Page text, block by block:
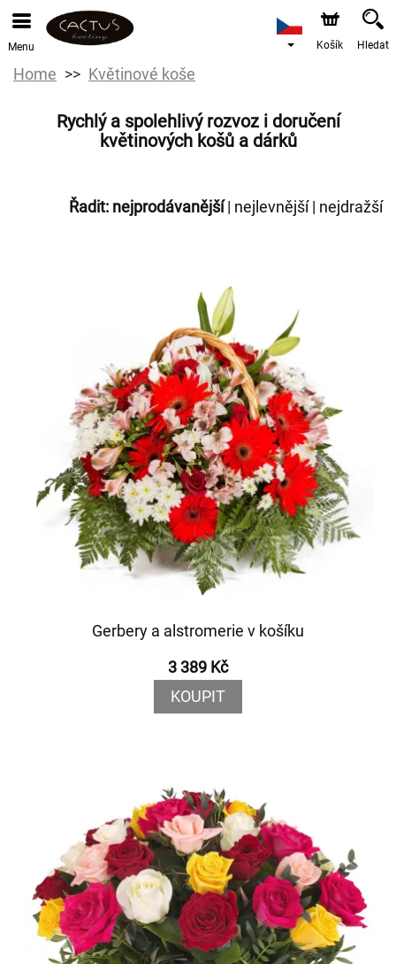
Menu Košík Hledat
Home Květinové koše
Rychlý a spolehlivý rozvoz i doručení
květinových košů a dárků
Řadit: nejprodávanější| nejlevnější| nejdražší
Gerbery a alstromerie v košíku
3 389 Kč
KOUPIT